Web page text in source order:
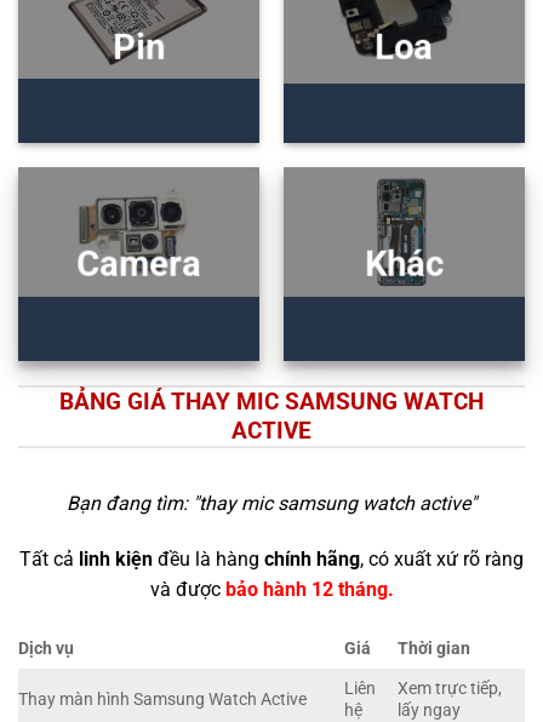
Pin Loa
Camera Khác
BẢNG GIÁ THAY MIC SAMSUNG WATCH
ACTIVE
Bạn đang tìm: "thay mic samsung watch active"
Tất cả linh kiện đều là hàng chính hãng, có xuất xứ rõ ràng
và được bảo hành 12 tháng.
Dịch vụ Giá Thời gian
Thay màn hình Samsung Watch Active
Liên
hệ
Xem trực tiếp,
lấy ngay